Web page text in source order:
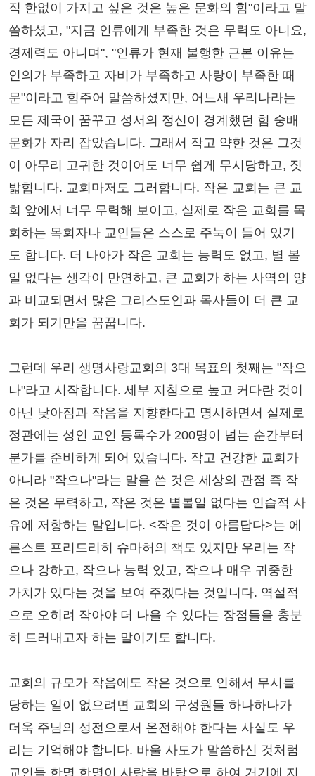
직 한없이 가지고 싶은 것은 높은 문화의 힘"이라고 말
씀하셨고, "지금 인류에게 부족한 것은 무력도 아니요,
경제력도 아니며", "인류가 현재 불행한 근본 이유는
인의가 부족하고 자비가 부족하고 사랑이 부족한 때
문"이라고 힘주어 말씀하셨지만, 어느새 우리나라는
모든 제국이 꿈꾸고 성서의 정신이 경계했던 힘 숭배
문화가 자리 잡았습니다. 그래서 작고 약한 것은 그것
이 아무리 고귀한 것이어도 너무 쉽게 무시당하고, 짓
밟힙니다. 교회마저도 그러합니다. 작은 교회는 큰 교
회 앞에서 너무 무력해 보이고, 실제로 작은 교회를 목
회하는 목회자나 교인들은 스스로 주눅이 들어 있기
도 합니다. 더 나아가 작은 교회는 능력도 없고, 별 볼
일 없다는 생각이 만연하고, 큰 교회가 하는 사역의 양
과 비교되면서 많은 그리스도인과 목사들이 더 큰 교
회가 되기만을 꿈꿉니다.
그런데 우리 생명사랑교회의 3대 목표의 첫째는 "작으
나"라고 시작합니다. 세부 지침으로 높고 커다란 것이
아닌 낮아짐과 작음을 지향한다고 명시하면서 실제로
정관에는 성인 교인 등록수가 200명이 넘는 순간부터
분가를 준비하게 되어 있습니다. 작고 건강한 교회가
아니라 "작으나"라는 말을 쓴 것은 세상의 관점 즉 작
은 것은 무력하고, 작은 것은 별볼일 없다는 인습적 사
유에 저항하는 말입니다. <작은 것이 아름답다>는 에
른스트 프리드리히 슈마허의 책도 있지만 우리는 작
으나 강하고, 작으나 능력 있고, 작으나 매우 귀중한
가치가 있다는 것을 보여 주겠다는 것입니다. 역설적
으로 오히려 작아야 더 나을 수 있다는 장점들을 충분
히 드러내고자 하는 말이기도 합니다.
교회의 규모가 작음에도 작은 것으로 인해서 무시를
당하는 일이 없으려면 교회의 구성원들 하나하나가
더욱 주님의 성전으로서 온전해야 한다는 사실도 우
리는 기억해야 합니다. 바울 사도가 말씀하신 것처럼
교인들 한명 한명이 사랑을 바탕으로 하여 거기에 지